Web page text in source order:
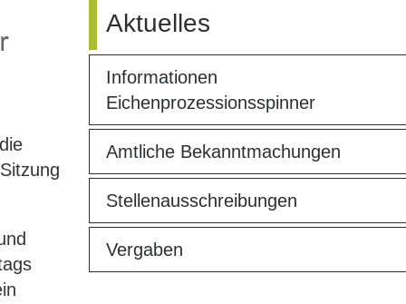
Aktuelles
Informationen
Eichenprozessionsspinner
Amtliche Bekanntmachungen
Stellenausschreibungen
Vergaben